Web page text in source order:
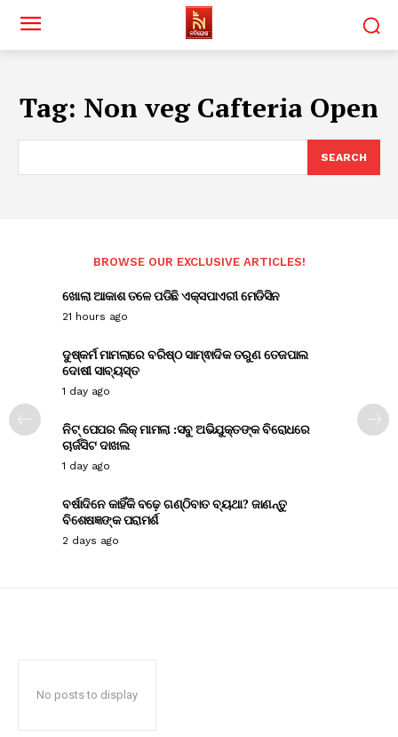
Tag: Non veg Cafteria Open
SEARCH
BROWSE OUR EXCLUSIVE ARTICLES!
ଖୋଲା ଆକାଶ ତଳେ ପଡିଛି ଏକ୍ସପାଏରୀ ମେଡିସିନ
21 hours ago
ଦୁଷ୍କର୍ମ ମାମଲାରେ ବରିଷ୍ଠ ସାମ୍ଵାଦିକ ତରୁଣ ତେଜପାଲ
ଦୋଷୀ ସାବ୍ୟସ୍ତ
1 day ago
ନିଟ୍ ପେପର ଲିକ୍ ମାମଲା :ସବୁ ଅଭିଯୁକ୍ତଙ୍କ ବିରୋଧରେ
ଚାର୍ଜସିଟ ଦାଖଲ
1 day ago
ବର୍ଷାଦିନେ କାହିଁକି ବଢ଼େ ଗଣ୍ଠିବାତ ବ୍ୟଥା? ଜାଣନ୍ତୁ
ବିଶେଷଜ୍ଞଙ୍କ ପରାମର୍ଶ
2 days ago
No posts to display